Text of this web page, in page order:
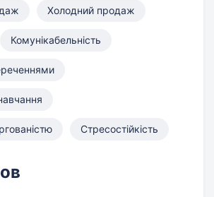
Холодний продаж
Комунікабельність
Стресостійкість